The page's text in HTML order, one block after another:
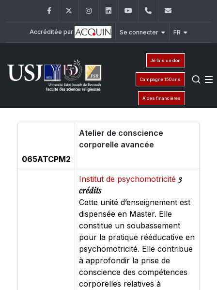
FacebookTwitter InstagramLinkedInYouTube+961 (1) 421 586
Accréditée par Se connecter FR
Je fais un don
Campagne 150 ans
Aides financières
065ATCPM2
Atelier de conscience
corporelle avancée
Institut de psychomotricité 3
crédits
Cette unité d’enseignement est
dispensée en Master. Elle
constitue un soubassement
pour la pratique rééducative en
psychomotricité. Elle contribue
à approfondir la prise de
conscience des compétences
corporelles relatives à